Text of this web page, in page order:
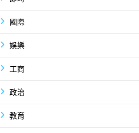
國際
娛樂
工商
政治
教育